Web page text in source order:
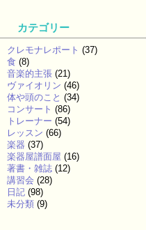
カテゴリー
クレモナレポート (37)
食 (8)
音楽的主張 (21)
ヴァイオリン (46)
体や頭のこと (34)
コンサート (86)
トレーナー (54)
レッスン (66)
楽器 (37)
楽器屋譜面屋 (16)
著書・雑誌 (12)
講習会 (28)
日記 (98)
未分類 (9)